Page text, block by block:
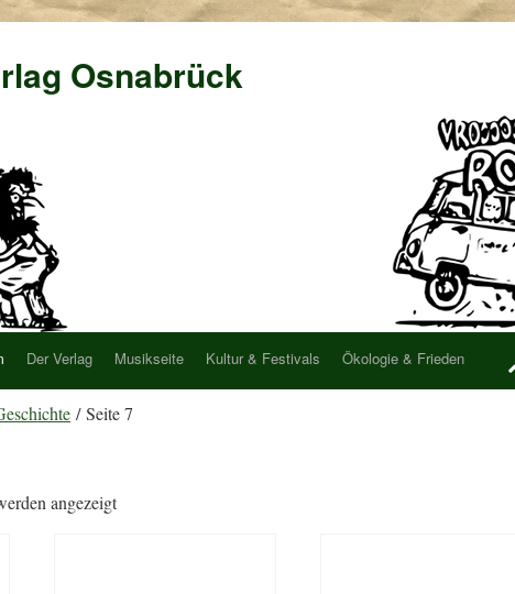
Osnabrück
Der Verlag Musikseite Kultur & Festivals Ökologie & Frieden
/ Seite 7
angezeigt